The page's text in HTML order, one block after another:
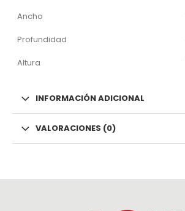
Ancho
Profundidad
Altura
INFORMACIÓN ADICIONAL
VALORACIONES (0)